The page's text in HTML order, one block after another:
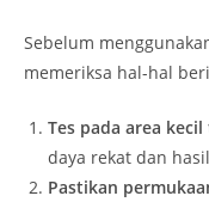
Sebelum
memeriksa hal-hal
Tes pada area
daya rekat dan
Pastikan